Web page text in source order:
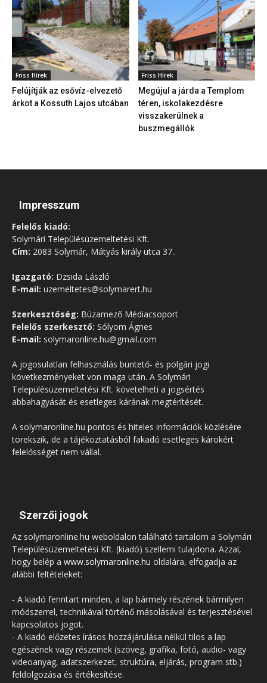
Friss Hírek
Felújítják az esővíz-elvezető
árkot a Kossuth Lajos utcában
Friss Hírek
Megújul a járda a Templom
téren, iskolakezdésre
visszakerülnek a
buszmegállók
Impresszum
Felelős kiadó:
Solymári Településüzemeltetési Kft.
Cím: 2083 Solymár, Mátyás király utca 37..
Igazgató: Dzsida László
E-mail: uzemeltetes@solymarert.hu
Szerkesztőség: Búzamező Médiacsoport
Felelős szerkesztő: Sólyom Ágnes
E-mail: solymaronline.hu@gmail.com
A jogosulatlan felhasználás büntető- és polgári jogi
következményeket von maga után. A Solymári
Településüzemeltetési Kft. követelheti a jogsértés
abbahagyását és esetleges kárának megtérítését.
A solymaronline.hu pontos és hiteles információk közlésére
törekszik, de a tájékoztatásból fakadó esetleges károkért
felelősséget nem vállal.
Szerzői jogok
Az solymaronline.hu weboldalon található tartalom a Solymári
Településüzemeltetési Kft. (kiadó) szellemi tulajdona. Azzal,
hogy belép a www.solymaronline.hu oldalára, elfogadja az
alábbi feltételeket:
- A kiadó fenntart minden, a lap bármely részének bármilyen
módszerrel, technikával történő másolásával és terjesztésével
kapcsolatos jogot.
- A kiadó előzetes írásos hozzájárulása nélkül tilos a lap
egészének vagy részeinek (szöveg, grafika, fotó, audio- vagy
videoanyag, adatszerkezet, struktúra, eljárás, program stb.)
feldolgozása és értékesítése.